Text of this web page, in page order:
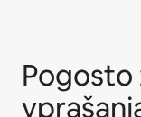
Pogosto